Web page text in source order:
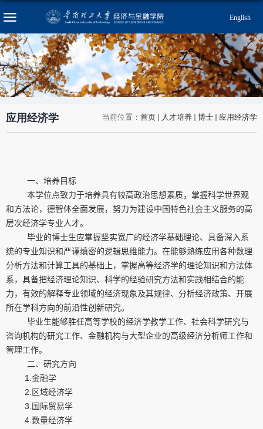
English
当前位置： 首页 人才培养 博士 应用经济学
应用经济学
一、培养目标
本学位点致力于培养具有较高政治思想素质，掌握科学世界观
和方法论，德智体全面发展，努力为建设中国特色社会主义服务的高
层次经济学专业人才。
毕业的博士生应掌握坚实宽广的经济学基础理论、具备深入系
统的专业知识和严谨缜密的逻辑思维能力。在能够熟练应用各种数理
分析方法和计算工具的基础上，掌握高等经济学的理论知识和方法体
系，具备把经济理论知识、科学的经验研究方法和实践相结合的能
力，有效的解释专业领域的经济现象及其规律、分析经济政策、开展
所在学科方向的前沿性创新研究。
毕业生能够胜任高等学校的经济学教学工作、社会科学研究与
咨询机构的研究工作、金融机构与大型企业的高级经济分析师工作和
管理工作。
二、研究方向
1.金融学
2.区域经济学
3.国际贸易学
4.数量经济学